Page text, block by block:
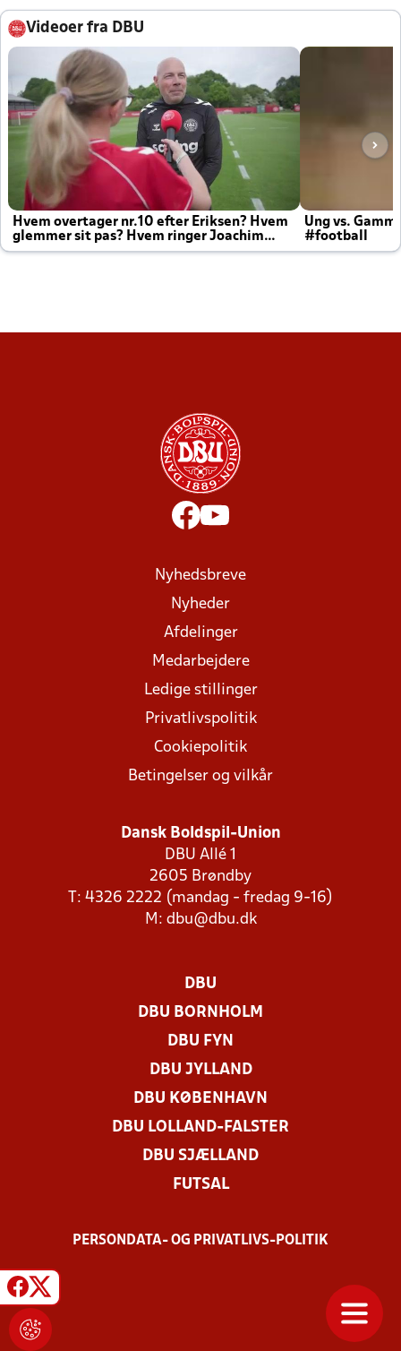
Videoer fra DBU
Hvem overtager nr.10 efter Eriksen? Hvem
glemmer sit pas? Hvem ringer Joachim
altid til efter kampe?
Ung vs.
#football
Nyhedsbreve
Nyheder
Afdelinger
Medarbejdere
Ledige stillinger
Privatlivspolitik
Cookiepolitik
Betingelser og vilkår
Dansk Boldspil-Union
DBU Allé 1
2605 Brøndby
T: 4326 2222 (mandag - fredag 9-16)
M: dbu@dbu.dk
DBU
DBU BORNHOLM
DBU FYN
DBU JYLLAND
DBU KØBENHAVN
DBU LOLLAND-FALSTER
DBU SJÆLLAND
FUTSAL
PERSONDATA- OG PRIVATLIVS-POLITIK